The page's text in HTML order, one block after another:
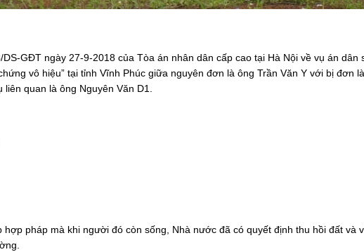
GĐT ngày 27-9-2018 của Tòa án nhân dân cấp cao tại Hà Nội về vụ án dân
vô hiệu” tại tỉnh Vĩnh Phúc giữa nguyên đơn là ông Trần Văn Y với bị đơn
quan là ông Nguyên Văn D1.
pháp mà khi người đó còn sống, Nhà nước đã có quyết định thu hồi đất và